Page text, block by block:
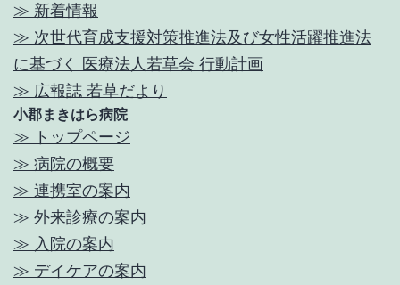
≫ 新着情報
≫ 次世代育成支援対策推進法及び女性活躍推進法
に基づく 医療法人若草会 行動計画
≫ 広報誌 若草だより
小郡まきはら病院
≫ トップページ
≫ 病院の概要
≫ 連携室の案内
≫ 外来診療の案内
≫ 入院の案内
≫ デイケアの案内